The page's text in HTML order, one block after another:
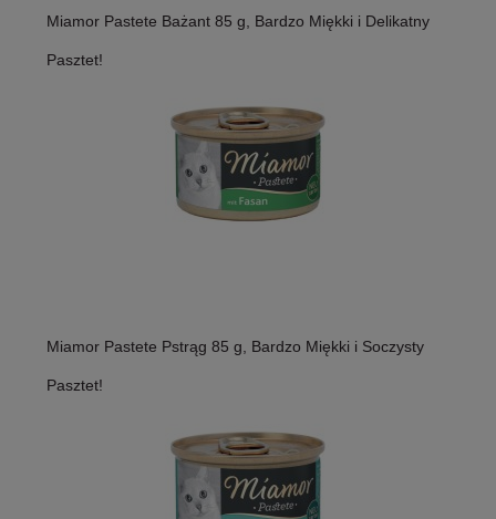
Miamor Pastete Bażant 85 g, Bardzo Miękki i Delikatny
Pasztet!
Miamor Pastete Pstrąg 85 g, Bardzo Miękki i Soczysty
Pasztet!